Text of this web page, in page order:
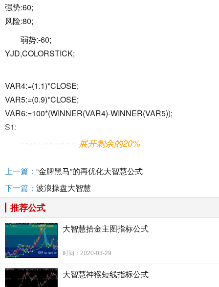
强势:60;
风险:80;
弱势:-60;
YJD,COLORSTICK;
VAR4:=(1.1)*CLOSE;
VAR5:=(0.9)*CLOSE;
VAR6:=100*(WINNER(VAR4)-WINNER(VAR5));
S1:
EMA(100-VAR6,1);
S3:
MA(S2,9);
85;
75;
展开剩余的20%
上一篇： “金牌黑马”的再优化大智慧公式
下一篇： 波浪操盘大智慧
推荐公式
大智慧拾金主图指标公式
时间：2020-03-29
大智慧神猴短线指标公式